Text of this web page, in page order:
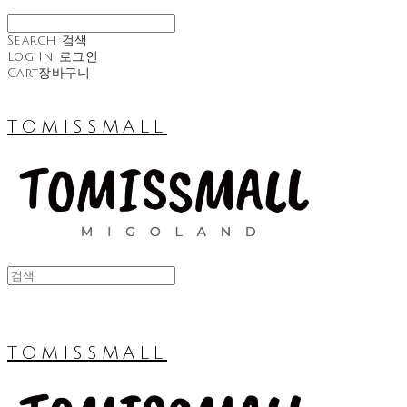
Search 검색
Log In 로그인
Cart장바구니
TOMISSMALL
TOMISSMALL